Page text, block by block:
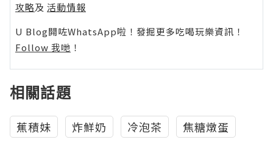
攻略及 活動情報
U Blog開咗WhatsApp啦！發掘更多吃喝玩樂資訊！
Follow 我哋 ！
相關話題
蕉積妹 炸鮮奶 冷泡茶 焦糖燉蛋